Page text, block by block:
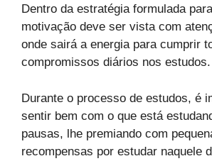
Dentro da estratégia formulada
motivação deve ser vista com
onde sairá a energia para cumprir
compromissos diários nos estudos.
Durante o processo de estudos, é
sentir bem com o que está
pausas, lhe premiando com
recompensas por estudar naquele